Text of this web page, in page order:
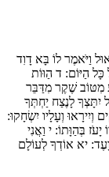
וַיֹּאמֶר לוֹ בָּא דָוִד
הַיּוֹם: ד הַוּוֹת
מִטּוֹב שֶׁקֶר מִדַּבֵּר
יִתָּצְךָ לָנֶצַח יַחְתְּךָ
וְיִירָאוּ וְעָלָיו יִשְׂחָקוּ:
בְּהַוָּתוֹ: י וַאֲנִי
יא אוֹדְךָ לְעוֹלָם